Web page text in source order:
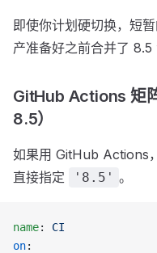
即使你计划硬切换，短
产准备好之前合并了 8.5
GitHub Actions 矩
8.5）
如果用 GitHub Actions
直接指定
'8.5' 。
name: CI
on: